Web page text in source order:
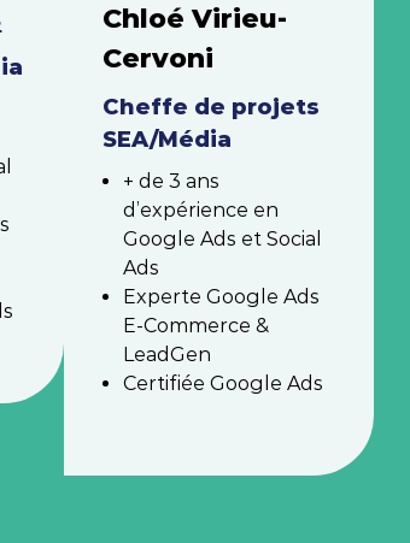
Chloé Virieu-
Cervoni
Cheffe de projets
SEA/Média
+ de 3 ans
d’expérience en
Google Ads et Social
Ads
Experte Google Ads
E-Commerce &
LeadGen
Certifiée Google Ads